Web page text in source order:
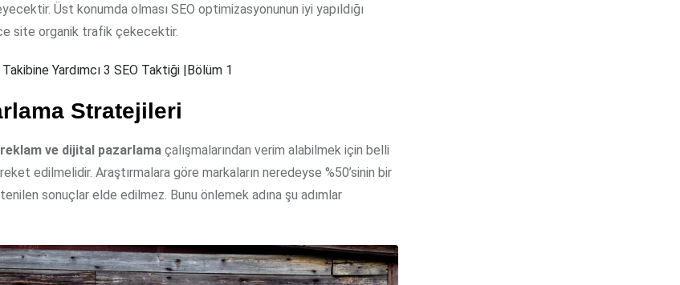
Üst konumda olması SEO optimizasyonunun iyi yapıldığı
site organik trafik çekecektir.
Yardımcı 3 SEO Taktiği |Bölüm 1
Stratejileri
reklam ve dijital pazarlama çalışmalarından verim alabilmek için belli
edilmelidir. Araştırmalara göre markaların neredeyse %50’sinin bir
sonuçlar elde edilmez. Bunu önlemek adına şu adımlar